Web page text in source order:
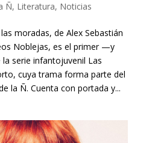
Ñ, Literatura, Noticias
moradas, de Alex Sebastián
Noblejas, es el primer —y
serie infantojuvenil Las
cuya trama forma parte del
la Ñ. Cuenta con portada y...